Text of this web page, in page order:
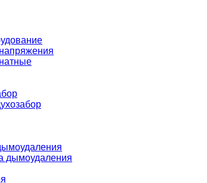
дымоудаления